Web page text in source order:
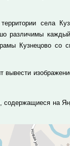
села
различимы
Кузнецово со
вывести
содержащиеся на